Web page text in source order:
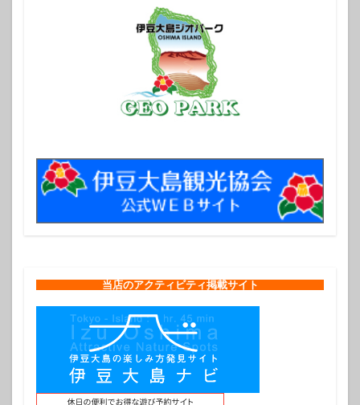
当店のアクティビティ掲載サイト